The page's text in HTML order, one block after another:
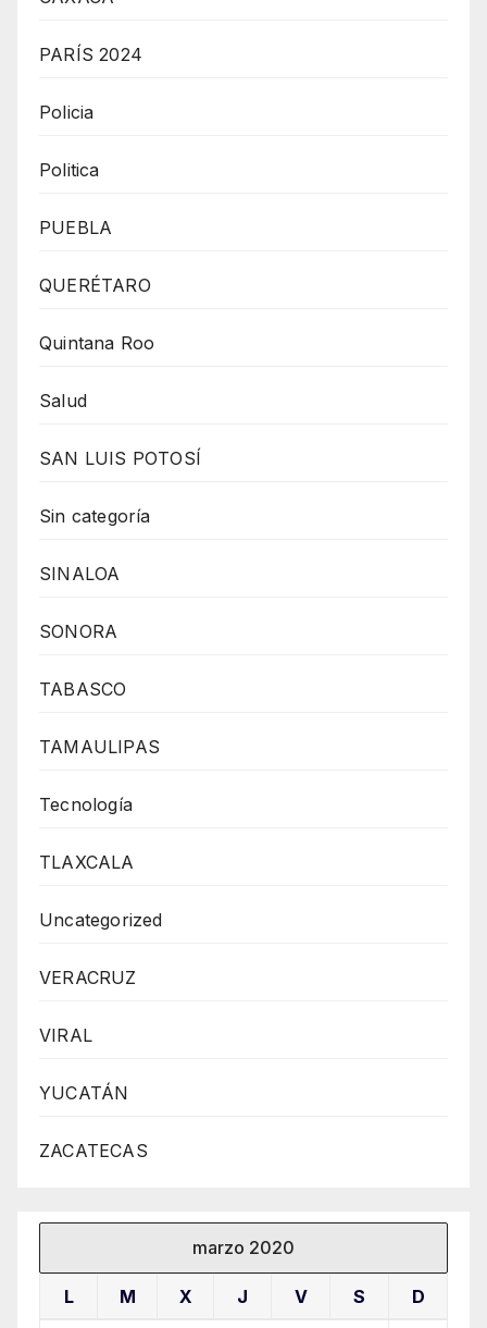
PARÍS 2024
Policia
Politica
PUEBLA
QUERÉTARO
Quintana Roo
Salud
SAN LUIS POTOSÍ
Sin categoría
SINALOA
SONORA
TABASCO
TAMAULIPAS
Tecnología
TLAXCALA
Uncategorized
VERACRUZ
VIRAL
YUCATÁN
ZACATECAS
marzo 2020
L M X J V S D